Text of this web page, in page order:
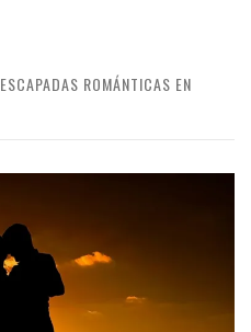
ESCAPADAS ROMÁNTICAS EN